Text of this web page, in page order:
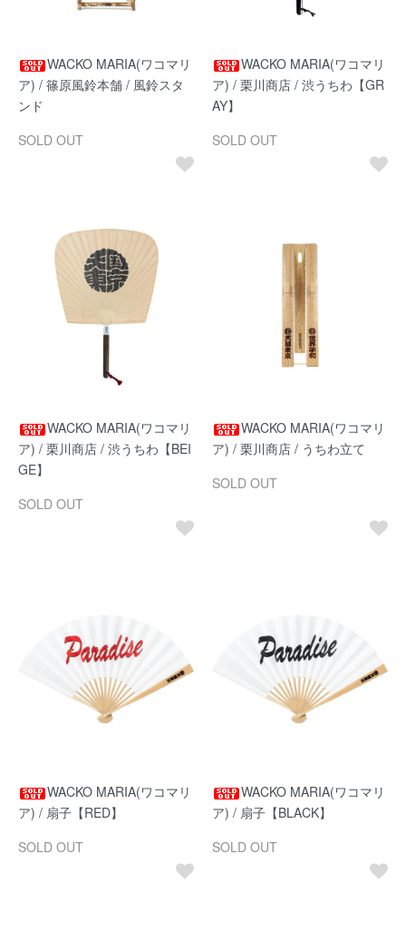
WACKO MARIA(ワコマリ
ア) / 篠原風鈴本舗 / 風鈴スタ
ンド
SOLD OUT
WACKO MARIA(ワコマリ
ア) / 栗川商店 / 渋うちわ【GR
AY】
SOLD OUT
WACKO MARIA(ワコマリ
ア) / 栗川商店 / 渋うちわ【BEI
GE】
SOLD OUT
WACKO MARIA(ワコマリ
ア) / 栗川商店 / うちわ立て
SOLD OUT
WACKO MARIA(ワコマリ
ア) / 扇子【RED】
SOLD OUT
WACKO MARIA(ワコマリ
ア) / 扇子【BLACK】
SOLD OUT